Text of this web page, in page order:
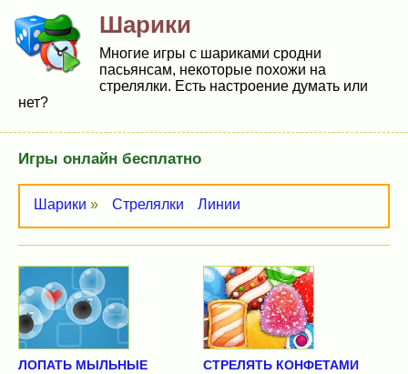
Шарики
Многие игры с шариками сродни
пасьянсам, некоторые похожи на
стрелялки. Есть настроение думать или
нет?
Игры онлайн бесплатно
Шарики » Стрелялки Линии
ЛОПАТЬ МЫЛЬНЫЕ
СТРЕЛЯТЬ КОНФЕТАМИ